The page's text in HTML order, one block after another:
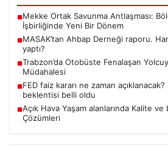
■Mekke Ortak Savunma Antlaşması:
İşbirliğinde Yeni Bir Dönem
■MASAK’tan Ahbap Derneği raporu.
yaptı?
■Trabzon’da Otobüste Fenalaşan
Müdahalesi
■FED faiz kararı ne zaman
beklentisi belli oldu
■Açık Hava Yaşam alanlarında Kalite ve
Çözümleri